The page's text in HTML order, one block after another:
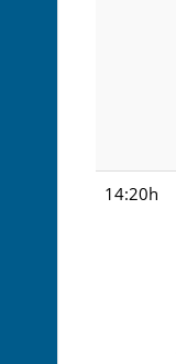
14:20h